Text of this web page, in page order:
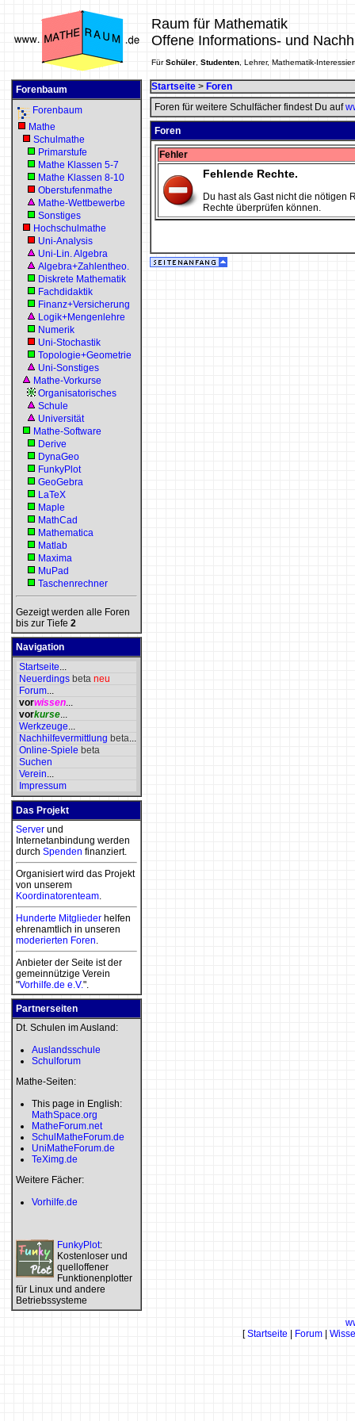
Raum für Mathematik
Offene Informations- und
FürSchüler Studenten , Lehrer, Mathematik-
Forenbaum
Forenbaum
Mathe
Schulmathe
Primarstufe
Mathe Klassen 5-7
Mathe Klassen 8-10
Oberstufenmathe
Mathe-Wettbewerbe
Sonstiges
Hochschulmathe
Uni-Analysis
Uni-Lin. Algebra
Algebra+Zahlentheo.
Diskrete Mathematik
Fachdidaktik
Finanz+Versicherung
Logik+Mengenlehre
Numerik
Uni-Stochastik
Topologie+Geometrie
Uni-Sonstiges
Mathe-Vorkurse
Organisatorisches
Schule
Universität
Mathe-Software
Derive
DynaGeo
FunkyPlot
GeoGebra
LaTeX
Maple
MathCad
Mathematica
Matlab
Maxima
MuPad
Taschenrechner
Gezeigt werden alle Foren
bis zur Tiefe 2
Navigation
Startseite...
Neuerdings beta neu
Forum...
vorwissen...
vorkurse...
Werkzeuge...
Nachhilfevermittlung beta...
Online-Spiele beta
Suchen
Verein...
Impressum
Das Projekt
Server und
Internetanbindung werden
durch Spenden finanziert.
Organisiert wird das Projekt
von unserem
Koordinatorenteam.
Hunderte Mitglieder helfen
ehrenamtlich in unseren
moderierten Foren.
Anbieter der Seite ist der
gemeinnützige Verein
"Vorhilfe.de e.V.".
Partnerseiten
Dt. Schulen im Ausland:
Auslandsschule
Schulforum
Mathe-Seiten:
This page in English:
MathSpace.org
MatheForum.net
SchulMatheForum.de
UniMatheForum.de
TeXimg.de
Weitere Fächer:
Vorhilfe.de
FunkyPlot:
Kostenloser und
quelloffener
Funktionenplotter
für Linux und andere
Betriebssysteme
Startseite > Foren
Foren für weitere Schulfächer findest Du auf
Foren
Fehler
Fehlende Rechte.
Du hast als Gast nicht die nötigen
Rechte überprüfen können.
[Startseite Forum